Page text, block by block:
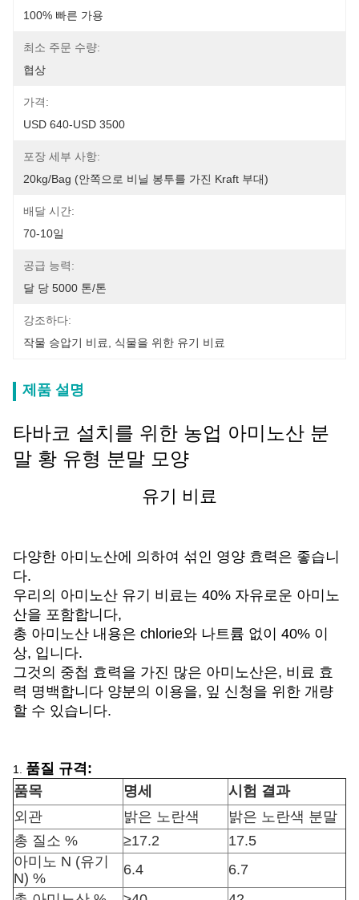
100% 빠른 가용
최소 주문 수량:
협상
가격:
USD 640-USD 3500
포장 세부 사항:
20kg/bag (안쪽으로 비닐 봉투를 가진 Kraft 부대)
배달 시간:
70-10일
공급 능력:
달 당 5000 톤/톤
강조하다:
작물 승압기 비료
식물을 위한 유기 비료
제품 설명
타바코 설치를 위한 농업 아미노산 분
말 황 유형 분말 모양
유기 비료
다양한 아미노산에 의하여 섞인 영양 효력은 좋습니
다.
우리의 아미노산 유기 비료는 40% 자유로운 아미노
산을 포함합니다,
총 아미노산 내용은 chlorie와 나트륨 없이 40% 이
상, 입니다.
그것의 중첩 효력을 가진 많은 아미노산은, 비료 효
력 명백합니다 양분의 이용을, 잎 신청을 위한 개량
할 수 있습니다.
1. 품질 규격:
품목
명세
시험 결과
외관
밝은 노란색
밝은 노란색 분말
총 질소 %
≥17.2
17.5
아미노 N (유기
N) %
6.4
6.7